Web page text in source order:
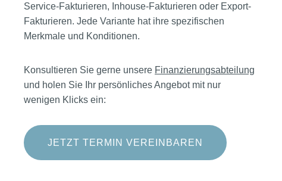
Service-Fakturieren, Inhouse-Fakturieren oder Export-
Fakturieren. Jede Variante hat ihre spezifischen
Merkmale und Konditionen.
Konsultieren Sie gerne unsere Finanzierungsabteilung
und holen Sie Ihr persönliches Angebot mit nur
wenigen Klicks ein:
JETZT TERMIN VEREINBAREN